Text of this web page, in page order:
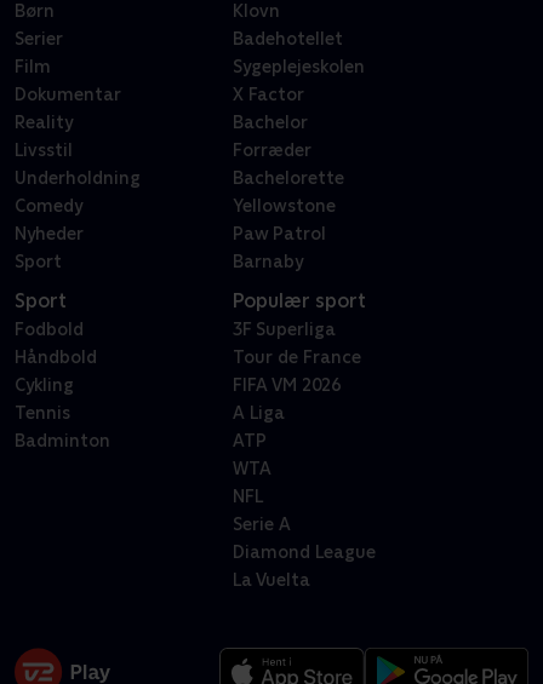
Børn
Serier
Film
Dokumentar
Reality
Livsstil
Underholdning
Comedy
Nyheder
Sport
Klovn
Badehotellet
Sygeplejeskolen
X Factor
Bachelor
Forræder
Bachelorette
Yellowstone
Paw Patrol
Barnaby
Sport
Fodbold
Håndbold
Cykling
Tennis
Badminton
Populær sport
3F Superliga
Tour de France
FIFA VM 2026
A Liga
ATP
WTA
NFL
Serie A
Diamond League
La Vuelta